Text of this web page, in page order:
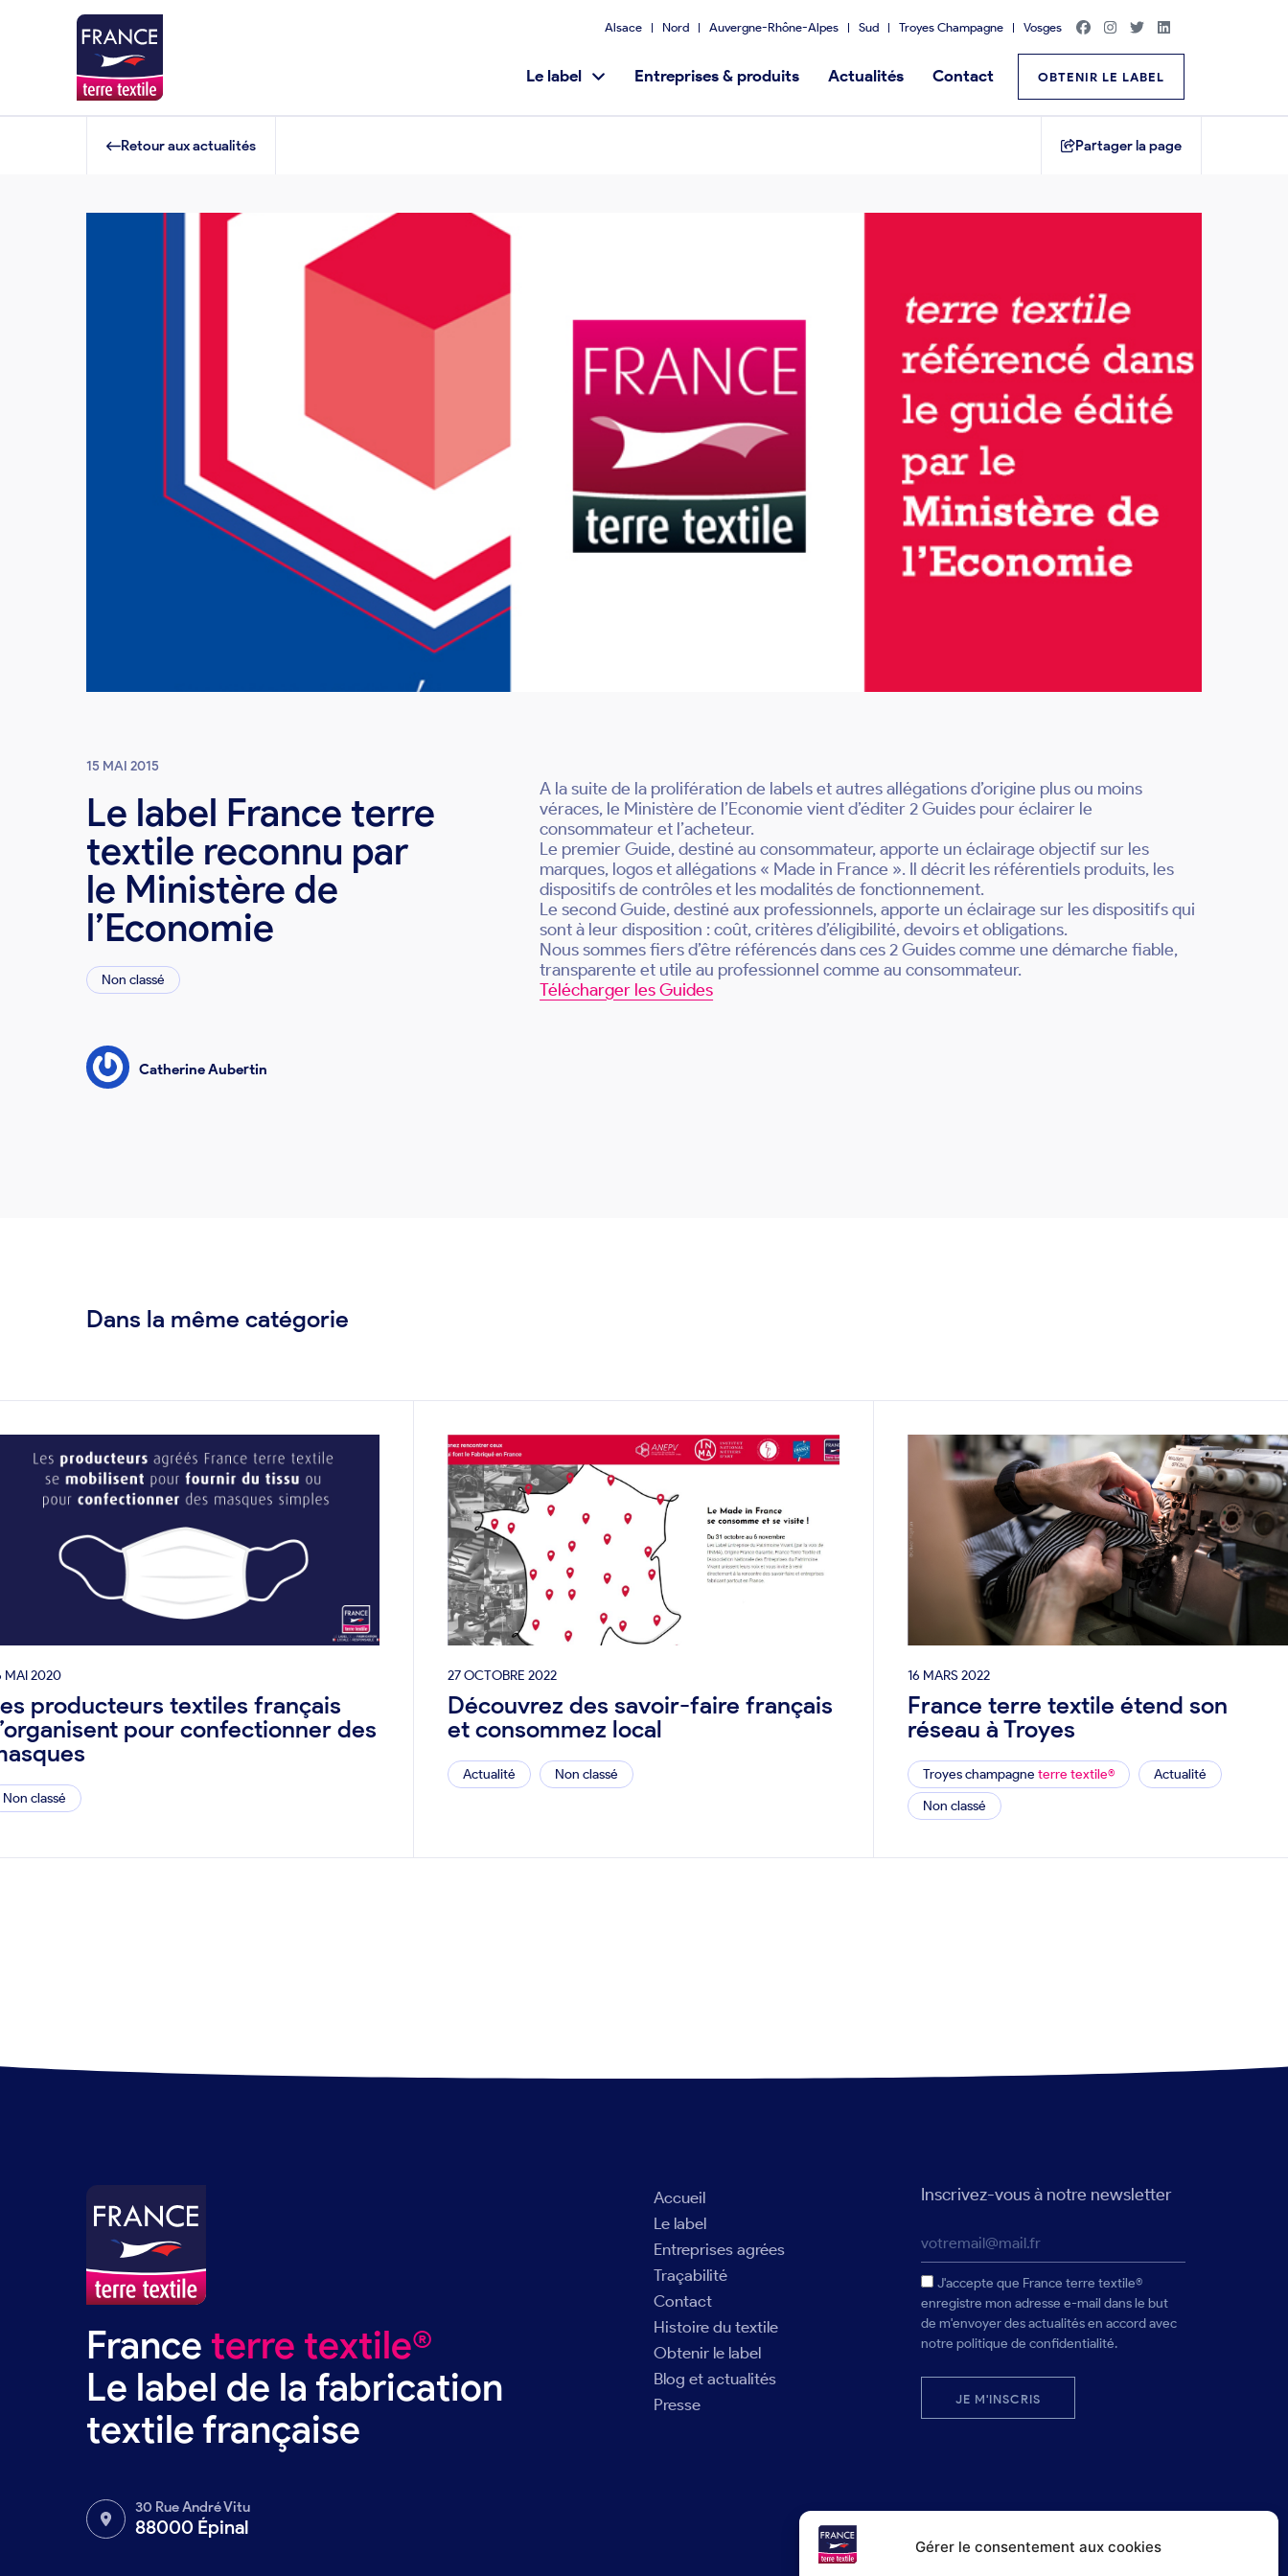
Gérer le consentement aux cookies
Alsace Nord Auvergne-Rhône-Alpes Sud Troyes Champagne Vosges
Le label Entreprises & produits Actualités Contact OBTENIR LE LABEL
Retour aux actualités Partager la page
15 MAI 2015
Le label France terre
textile reconnu par
le Ministère de
l’Economie
Non classé
Catherine Aubertin
A la suite de la prolifération de labels et autres allégations d’origine plus ou moins
véraces, le Ministère de l’Economie vient d’éditer 2 Guides pour éclairer le
consommateur et l’acheteur.
Le premier Guide, destiné au consommateur, apporte un éclairage objectif sur les
marques, logos et allégations « Made in France ». Il décrit les référentiels produits, les
dispositifs de contrôles et les modalités de fonctionnement.
Le second Guide, destiné aux professionnels, apporte un éclairage sur les dispositifs qui
sont à leur disposition : coût, critères d’éligibilité, devoirs et obligations.
Nous sommes fiers d’être référencés dans ces 2 Guides comme une démarche fiable,
transparente et utile au professionnel comme au consommateur.
Télécharger les Guides
Dans la même catégorie
MAI 2020
producteurs textiles français
pour confectionner des
Non classé
27 OCTOBRE 2022
Découvrez des savoir-faire français
et consommez local
Actualité Non classé
16 MARS 2022
France terre textile étend son
réseau à Troyes
Troyes champagne terre textile®
Actualité
Non classé
France terre textile®
Le label de la fabrication
textile française
30 Rue André Vitu
88000 Épinal
Accueil
Le label
Entreprises agrées
Traçabilité
Contact
Histoire du textile
Obtenir le label
Blog et actualités
Presse
Inscrivez-vous à notre newsletter
J'accepte que France terre textile®
enregistre mon adresse e-mail dans le but
de m'envoyer des actualités en accord avec
notre politique de confidentialité.
JE M'INSCRIS